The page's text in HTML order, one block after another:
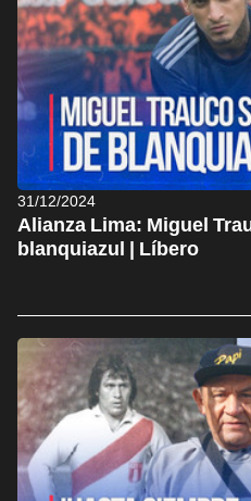
31/12/2024
Alianza Lima: Miguel
blanquiazul | Líbero